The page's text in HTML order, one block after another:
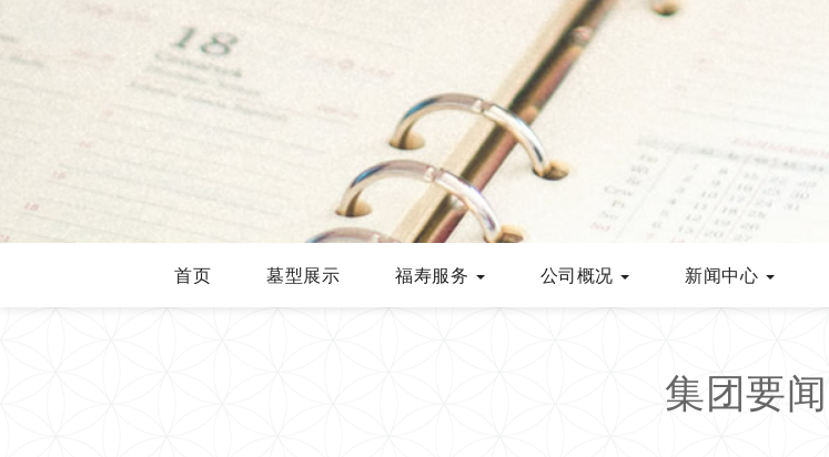
首页 墓型展示 福寿服务 公司概况 新闻中心
集团要闻